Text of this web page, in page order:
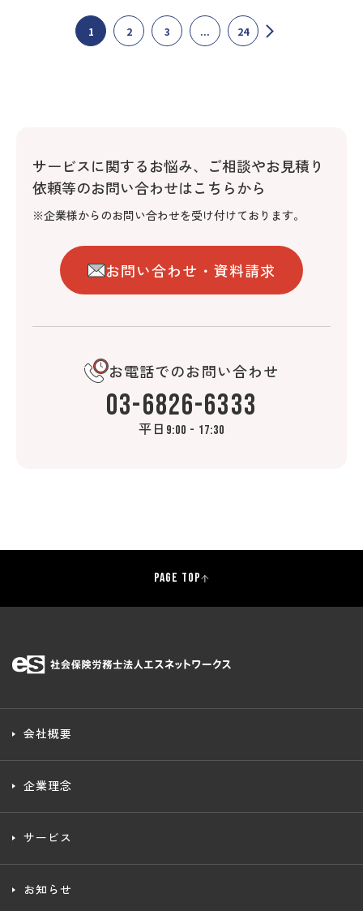
1 2 3 ... 24
サービスに関するお悩み、
ご相談やお見積り
依頼等のお問い合わせはこちらから
※企業様からのお問い合わせを受け付けております。
お問い合わせ・資料請求
お電話でのお問い合わせ
03-6826-6333
平日 9:00 - 17:30
PAGE TOP
会社概要
企業理念
サービス
お知らせ